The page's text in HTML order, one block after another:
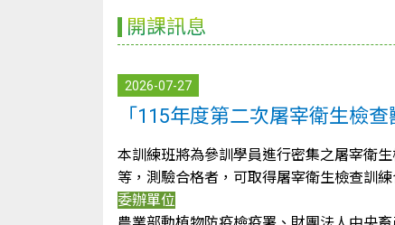
開課訊息
2026-07-27
「115年度第二次屠宰衛生檢
本訓練班將為參訓學員進行密集之屠宰衛
等，測驗合格者，可取得屠宰衛生檢查訓練
委辦單位